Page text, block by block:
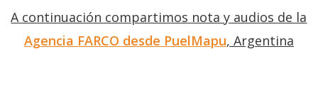
A continuación compartimos nota y audios de la
Agencia FARCO desde PuelMapu, Argentina